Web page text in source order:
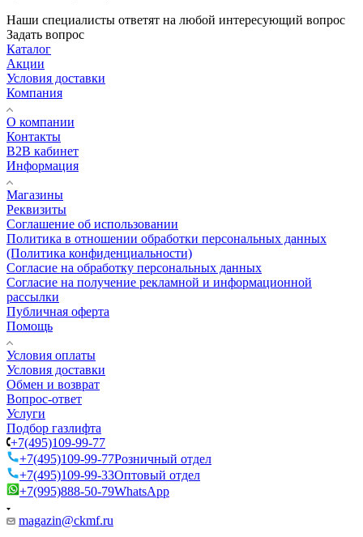
Наши специалисты ответят на любой интересующий вопрос
Задать вопрос
Каталог
Акции
Условия доставки
Компания
О компании
Контакты
B2B кабинет
Информация
Магазины
Реквизиты
Соглашение об использовании
Политика в отношении обработки персональных данных
(Политика конфиденциальности)
Согласие на обработку персональных данных
Согласие на получение рекламной и информационной
рассылки
Публичная оферта
Помощь
Условия оплаты
Условия доставки
Обмен и возврат
Вопрос-ответ
Услуги
Подбор газлифта
+7(495)109-99-77
+7(495)109-99-77Розничный отдел
+7(495)109-99-33Оптовый отдел
+7(995)888-50-79WhatsApp
magazin@ckmf.ru